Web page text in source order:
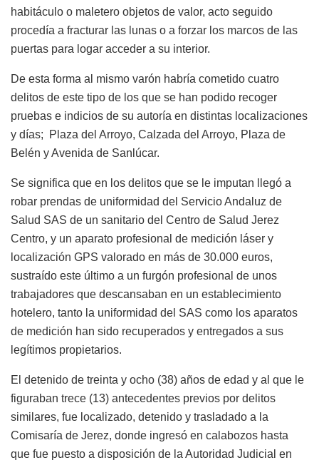
habitáculo o maletero objetos de valor, acto seguido
procedía a fracturar las lunas o a forzar los marcos de las
puertas para logar acceder a su interior.
De esta forma al mismo varón habría cometido cuatro
delitos de este tipo de los que se han podido recoger
pruebas e indicios de su autoría en distintas localizaciones
y días; Plaza del Arroyo, Calzada del Arroyo, Plaza de
Belén y Avenida de Sanlúcar.
Se significa que en los delitos que se le imputan llegó a
robar prendas de uniformidad del Servicio Andaluz de
Salud SAS de un sanitario del Centro de Salud Jerez
Centro, y un aparato profesional de medición láser y
localización GPS valorado en más de 30.000 euros,
sustraído este último a un furgón profesional de unos
trabajadores que descansaban en un establecimiento
hotelero, tanto la uniformidad del SAS como los aparatos
de medición han sido recuperados y entregados a sus
legítimos propietarios.
El detenido de treinta y ocho (38) años de edad y al que le
figuraban trece (13) antecedentes previos por delitos
similares, fue localizado, detenido y trasladado a la
Comisaría de Jerez, donde ingresó en calabozos hasta
que fue puesto a disposición de la Autoridad Judicial en